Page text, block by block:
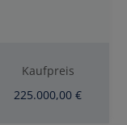
Kaufpreis
225.000,00 €